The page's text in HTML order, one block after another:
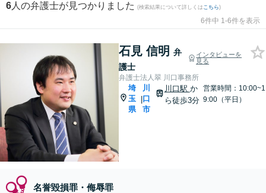
6 人の弁護士が見つかりました (検索結果について詳しくは こちら)
6件中 1-6件を表示
石見 信明 弁
護士
インタビューを
見る
弁護士法人翠 川口事務所
埼
玉
県
|
川
口
市
川口駅 か
ら徒歩3分
営業時間：10:00~1
9:00（平日）
名誉毀損罪・侮辱罪